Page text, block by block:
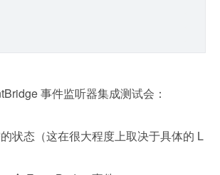
事件监听器集成测试会：
状态（这在很大程度上取决于具体的 L